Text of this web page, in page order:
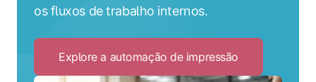
os fluxos de trabalho internos.
Explore a automação de impressão
to